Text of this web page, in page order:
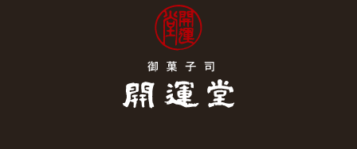
※ログインには、会員登録時に入力したメールアドレスお
よびパスワードが必要になります。
会員のみなさまから提供された個人情報
当サイトを利用するにあたって、会員の住所、電話番号、
購入履歴などの大切な個人情報がネットサーバ上に登録さ
れますが、当社はその個人情報を適切かつ確実に管理する